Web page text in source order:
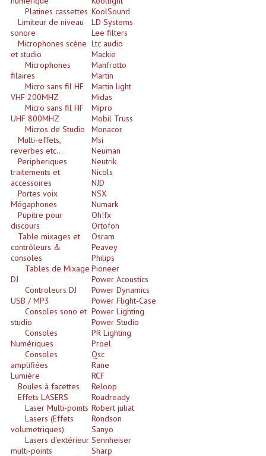
Haut Parleurs Sono
Filtres Passifs
Haut-Parleurs Amplis Guitare
Moteurs Pavillons Pour Enceinte
Tweeters Pour Enceintes
Lecteurs Audio & Sources
Platines Disque Vinyles
Lecteurs Cd À Plats
Lecteurs Cd À Plats Lecteur MP3
Lecteurs Double Cd Mixage Intégrée
Lecteurs Double Cd MP3
Lecteurs Lasers Simple Et Mp3 (rack 19")
Minidisc
Digital Package Et Logiciel
Enregistreur Numérique
Platines Dvd Pour Dj
Platines Cassettes
Limiteur De Niveau Sonore
Platines cassettes
Limiteur de niveau
sonore
Microphones scène
et studio
Microphones
filaires
Micro sans fil HF
VHF 200MHZ
Micro sans fil HF
UHF 800MHZ
Micros de Studio
Multi-effets,
reverbes etc...
Peripheriques
traitements et
accessoires
Portes voix
Mégaphones
Pupitre pour
discours
Table mixages et
contrôleurs &
consoles
Tables de Mixage
DJ
Controleurs DJ
USB / MP3
Consoles sono et
studio
Consoles
Numériques
Consoles
amplifiées
Lumière
Boules à facettes
Effets LASERS
Laser Multi-points
Lasers (Effets
volumetriques)
Lasers d'extérieur
multi-points
KoolSound
LD Systems
Lee filters
Ltc audio
Mackie
Manfrotto
Martin
Martin light
Midas
Mipro
Mobil Truss
Monacor
Msi
Neuman
Neutrik
Nicols
NJD
NSX
Numark
Oh!fx
Ortofon
Osram
Peavey
Philips
Pioneer
Power Acoustics
Power Dynamics
Power Flight-Case
Power Lighting
Power Studio
PR Lighting
Proel
Qsc
Rane
RCF
Reloop
Roadready
Robert juliat
Rondson
Sanyo
Sennheiser
Sharp